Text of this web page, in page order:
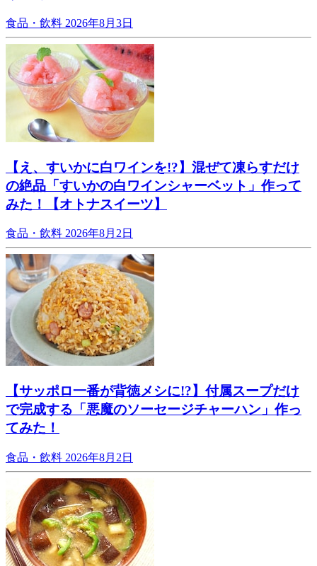
食品・飲料 2026年8月3日
【え、すいかに白ワインを!?】混ぜて凍らすだけ
の絶品「すいかの白ワインシャーベット」作って
みた！【オトナスイーツ】
食品・飲料 2026年8月2日
【サッポロ一番が背徳メシに!?】付属スープだけ
で完成する「悪魔のソーセージチャーハン」作っ
てみた！
食品・飲料 2026年8月2日